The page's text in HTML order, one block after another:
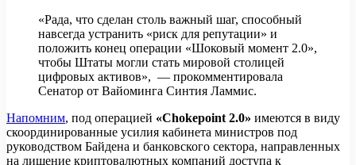
«Рада, что сделан столь важный шаг, способный
навсегда устранить «риск для репутации» и
положить конец операции «Шоковый момент 2.0»,
чтобы Штаты могли стать мировой столицей
цифровых активов», — прокомментировала
Сенатор от Вайоминга Синтия Ламмис.
Напомним, под операцией «Chokepoint 2.0» имеются в виду
скоординированные усилия кабинета министров под
руководством Байдена и банковского сектора, направленных
на лишение криптовалютных компаний доступа к